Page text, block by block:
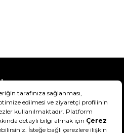
Teslimat Bilgisi
Şartlar & Koşullar
Hakkımızda